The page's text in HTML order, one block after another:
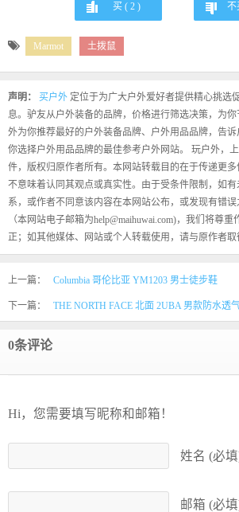
买 ( 2) 不
Marmot 土拨鼠
声明： 买户外 定位于为广大户外爱好者提供精心挑选
息。驴友从户外装备的品牌，价格进行筛选决策，为
外为你推荐最好的户外装备品牌、户外用品品牌，告
你选择户外用品品牌的最佳参考户外网站。 玩户外，
件，版权归原作者所有。本网站转载目的在于传递更
不意味着认同其观点或真实性。由于受条件限制，如
系，或作者不同意该内容在本网站公布，或发现有错
（本网站电子邮箱为help@maihuwai.com)，我们将尊
正；如其他媒体、网站或个人转载使用，请与原作者取
上一篇： Columbia 哥伦比亚 YM1203 男士徒步鞋
下一篇： THE NORTH FACE 北面 2UBA 男款防水透
0条评论
Hi，您需要填写昵称和邮箱！
姓名 (必
邮箱 (必